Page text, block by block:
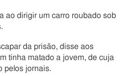
ao dirigir um carro roubado sob
da prisão, disse aos
tinha matado a jovem, de cuja
pelos jornais.